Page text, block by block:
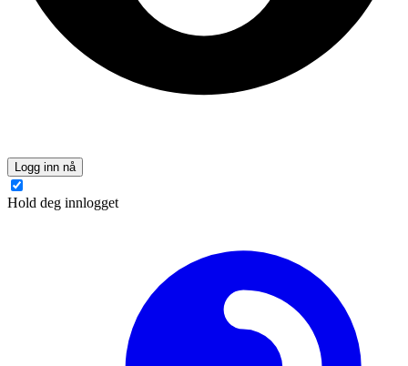
Logg inn nå
Hold deg innlogget